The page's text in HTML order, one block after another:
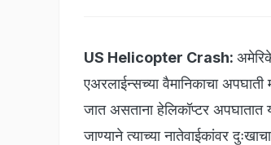
US Helicopter Crash:
एअरलाईन्सच्या वैमानिकाचा
जात असताना हेलिकॉप्टर अपघातात
जाण्याने त्याच्या नातेवाईकांवर